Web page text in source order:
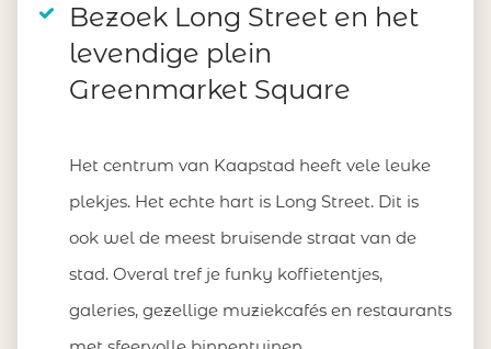
Bezoek Long Street en het
levendige plein
Greenmarket Square
Het centrum van Kaapstad heeft vele leuke
plekjes. Het echte hart is Long Street. Dit is
ook wel de meest bruisende straat van de
stad. Overal tref je funky koffietentjes,
galeries, gezellige muziekcafés en restaurants